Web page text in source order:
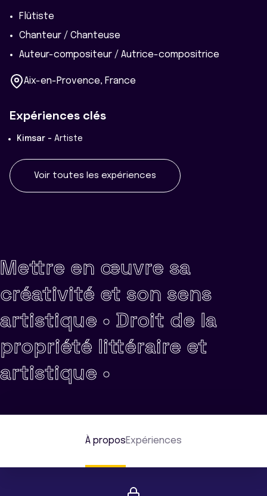
Flûtiste
Chanteur / Chanteuse
Auteur-compositeur / Autrice-compositrice
Aix-en-Provence, France
Expériences clés
Kimsar - Artiste
Voir toutes les expériences
Mettre en œuvre sa
créativité et son sens
artistique • Droit de la
propriété littéraire et
artistique •
À proposExpériences